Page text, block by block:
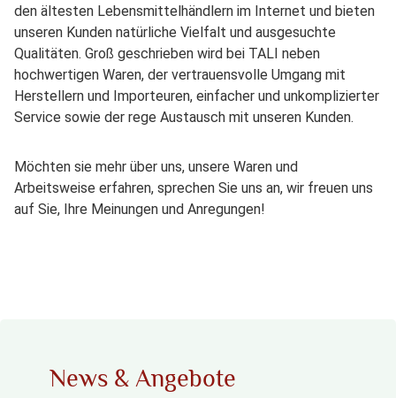
den ältesten Lebensmittelhändlern im Internet und bieten
unseren Kunden natürliche Vielfalt und ausgesuchte
Qualitäten. Groß geschrieben wird bei TALI neben
hochwertigen Waren, der vertrauensvolle Umgang mit
Herstellern und Importeuren, einfacher und unkomplizierter
Service sowie der rege Austausch mit unseren Kunden.
Möchten sie mehr über uns, unsere Waren und
Arbeitsweise erfahren, sprechen Sie uns an, wir freuen uns
auf Sie, Ihre Meinungen und Anregungen!
News & Angebote